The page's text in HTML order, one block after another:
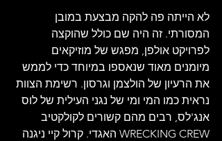
לא הייתה פה להקה מבצעת במובן
המסורתי. זה היה שם כולל שהוקצה
לפרויקט אולפן, מפגש של מוזיקאים
מיומנים מאוד שנאספו במיוחד כדי לממש
את הרעיון של הולצמן וגרסון. רשימת הצוות
נראית כמו המי ומי של נגני העילית של לוס
אנג'לס, רבים מהם קשורים לקולקטיב
WRECKING CREW האגדי. קרול קיי ניגנה